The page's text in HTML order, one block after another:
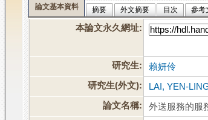
論文基本資料 摘要 外文摘要 目次 參考
本論文永久網址:
研究生:
賴妍伶
研究生(外文):
LAI, YEN-
論文名稱:
外送服務的服